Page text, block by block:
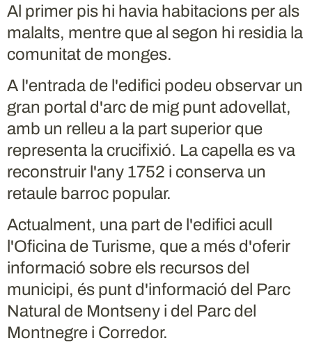
Al primer pis hi havia habitacions per als
malalts, mentre que al segon hi residia la
comunitat de monges.
A l'entrada de l'edifici podeu observar un
gran portal d'arc de mig punt adovellat,
amb un relleu a la part superior que
representa la crucifixió. La capella es va
reconstruir l'any 1752 i conserva un
retaule barroc popular.
Actualment, una part de l'edifici acull
l'Oficina de Turisme, que a més d'oferir
informació sobre els recursos del
municipi, és punt d'informació del Parc
Natural de Montseny i del Parc del
Montnegre i Corredor.